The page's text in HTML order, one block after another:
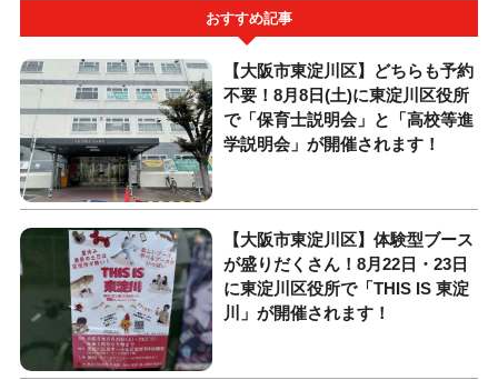
おすすめ記事
【大阪市東淀川区】どちらも予約
不要！8月8日(土)に東淀川区役所
で「保育士説明会」と「高校等進
学説明会」が開催されます！
【大阪市東淀川区】体験型ブース
が盛りだくさん！8月22日・23日
に東淀川区役所で「THIS IS 東淀
川」が開催されます！